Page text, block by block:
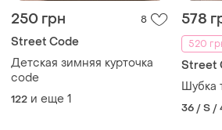
250 грн 8
Street Code
Детская зимняя курточка
code
122 и еще 1
578
520
Street
Шубка
36 / S /